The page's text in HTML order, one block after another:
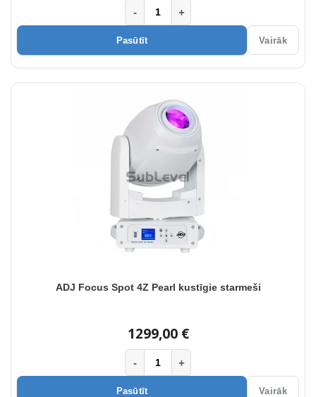
- +
Pasūtīt Vairāk
ADJ Focus Spot 4Z Pearl kustīgie starmeši
1299,00 €
- +
Pasūtīt Vairāk